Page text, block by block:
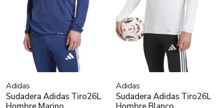
Adidas
Sudadera Adidas Tiro26L
Adidas
Sudadera Adidas Tiro26L